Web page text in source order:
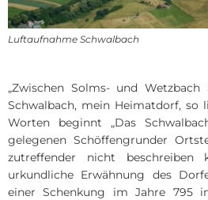
Luftaufnahme Schwalbach
„Zwischen Solms- und
Schwalbach, mein Heimatdorf, so
Worten beginnt „Das
gelegenen Schöffengrunder
zutreffender nicht beschreiben
urkundliche Erwähnung des
einer Schenkung im Jahre 795